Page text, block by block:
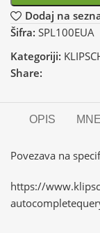
Dodaj na
Šifra: SPL100EUA
Kategoriji:
Share:
OPIS
Povezava na
https://